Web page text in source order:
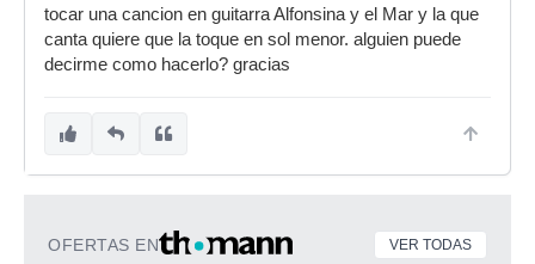
tocar una cancion en guitarra Alfonsina y el Mar y la que
canta quiere que la toque en sol menor. alguien puede
decirme como hacerlo? gracias
OFERTAS EN VER TODAS